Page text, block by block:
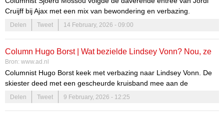
Cruijff bij Ajax met een mix van bewondering en verbazing.
„Onmiskenbaar Cruijffiaans: ook Johan hield niet van
functioneringsgesprekken, en ook hij gaf rigoureus de voorkeur aan
Delen Tweet 14 February, 2026 - 09:00
Column Hugo Borst | Wat bezielde Lindsey Vonn? Nou, ze
is Amerikaanse
Bron: www.ad.nl
Columnist Hugo Borst keek met verbazing naar Lindsey Vonn. De
skiester deed met een gescheurde kruisband mee aan de
Olympische Winterspelen, maar na een val werd ze met een
traumahelikoper afgevoerd. ‘Iemand die ijzersterk terugkwam is
Delen Tweet 9 February, 2026 - 12:25